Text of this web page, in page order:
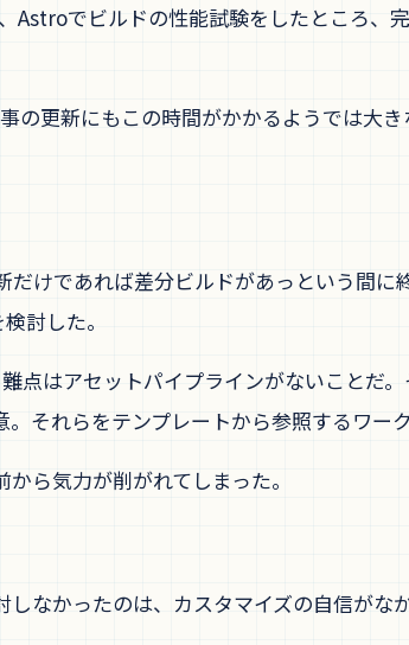
でビルドの性能試験をしたところ、
更新にもこの時間がかかるようでは大き
けであれば差分ビルドがあっという間に
討した。
点はアセットパイプラインがないことだ
それらをテンプレートから参照するワー
ら気力が削がれてしまった。
なかったのは、カスタマイズの自信がなか